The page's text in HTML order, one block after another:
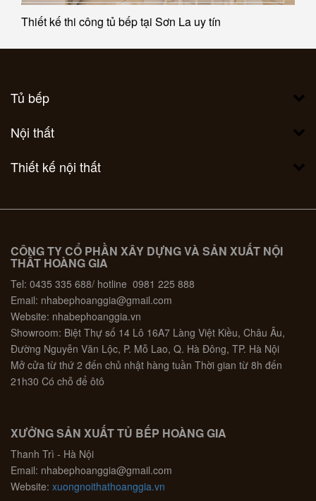
Thiết kế thi công tủ bếp tại Sơn La uy tín
Tủ bếp
Nội thất
Thiết kế nội thất
CÔNG TY CỔ PHẦN XÂY DỰNG VÀ SẢN XUẤT NỘI
THẤT HOÀNG GIA
Tel: 0435 335 688/ hotline 0981 225 888
Email: nhabephoanggia@gmail.com
Website: nhabephoanggia.vn
Showroom: Biệt Thự số 14 Lô 16A7 Làng Việt Kiều, Châu Âu,
Đường Nguyễn Văn Lộc, P. Mỗ Lao, Q. Hà Đông, TP. Hà Nội
Mở cửa từ thứ 2 đến chủ nhật hàng tuần Thời gian từ 8h đến
21h30 Có chỗ để ôtô
XƯỞNG SẢN XUẤT TỦ BẾP HOÀNG GIA
Thanh Trì - Hà Nội
Email: nhabephoanggia@gmail.com
Website: xuongnoithathoanggia.vn